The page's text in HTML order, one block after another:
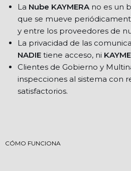
La Nube KAYMERA no es un
que se mueve
y entre los proveedores de
La privacidad de las
NADIE tiene acceso, ni
Clientes de Gobierno y
inspecciones al sistema con
satisfactorios.
CÓMO FUNCIONA